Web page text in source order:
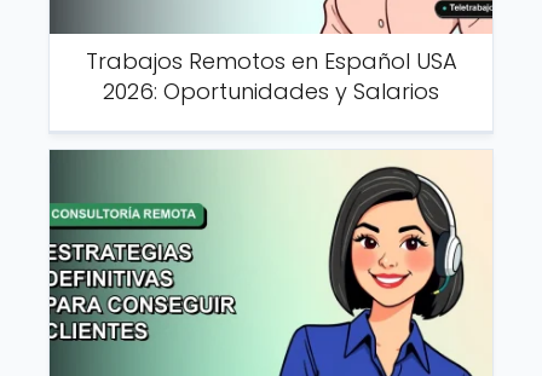
Trabajos Remotos en Español USA
2026: Oportunidades y Salarios